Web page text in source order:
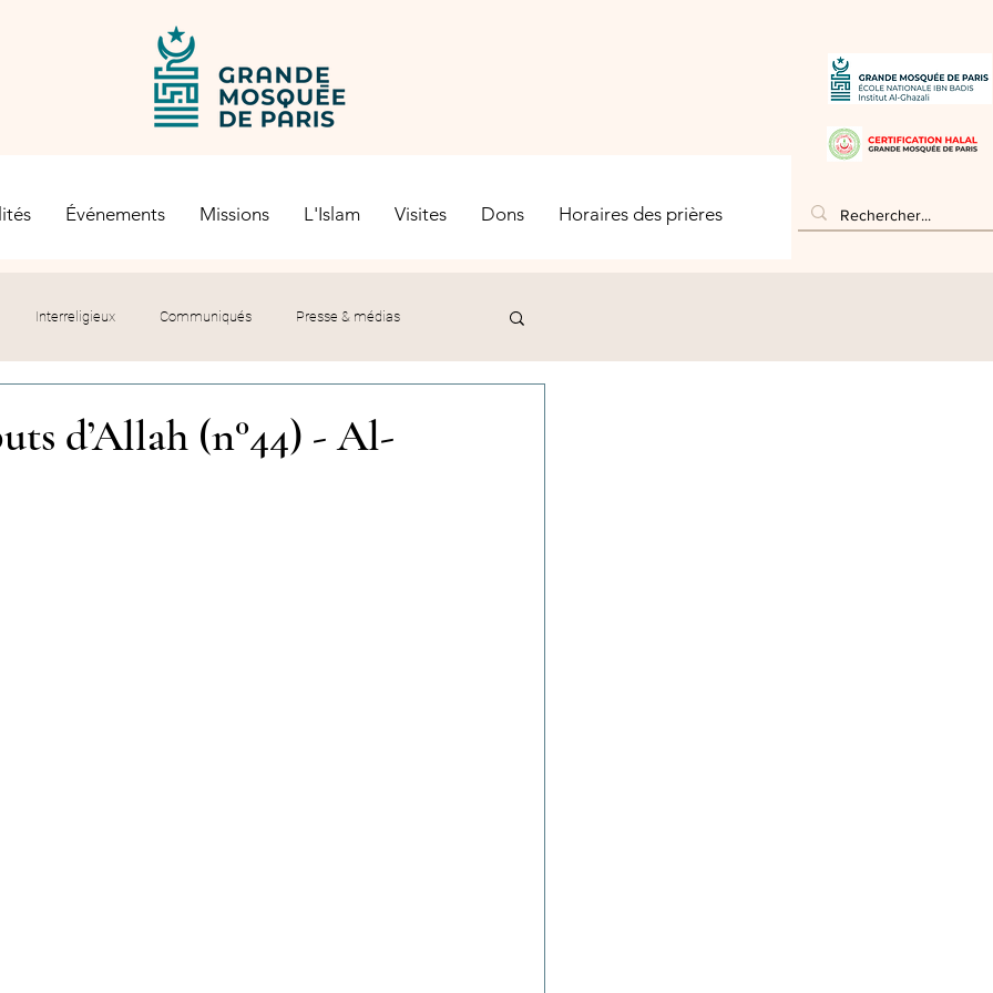
Événements Missions L'Islam Visites Dons Horaires des prières
Interreligieux Communiqués Presse & médias
d’Allah (n°44) - Al-